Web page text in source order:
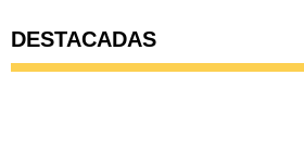
DESTACADAS